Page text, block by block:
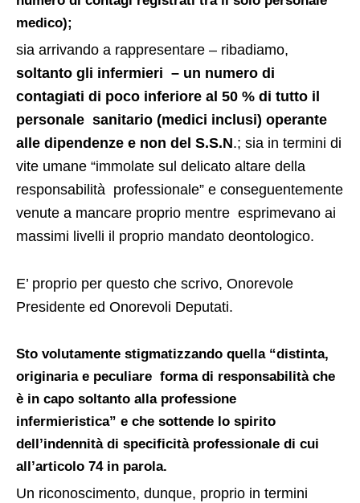
medico);
sia arrivando a rappresentare – ribadiamo,
soltanto gli infermieri – un numero di
contagiati di poco inferiore al 50 % di tutto il
personale sanitario (medici inclusi) operante
alle dipendenze e non del S.S.N.; sia in termini di
vite umane “immolate sul delicato altare della
responsabilità professionale” e conseguentemente
venute a mancare proprio mentre esprimevano ai
massimi livelli il proprio mandato deontologico.
E’ proprio per questo che scrivo, Onorevole
Presidente ed Onorevoli Deputati.
Sto volutamente stigmatizzando quella “distinta,
originaria e peculiare forma di responsabilità che
è in capo soltanto alla professione
infermieristica” e che sottende lo spirito
dell’indennità di specificità professionale di cui
all’articolo 74 in parola.
Un riconoscimento, dunque, proprio in termini